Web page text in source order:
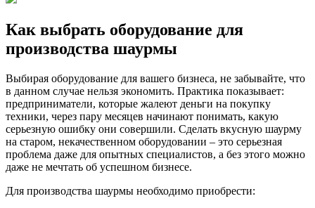
Как выбрать оборудование для
производства шаурмы
Выбирая оборудование для вашего бизнеса, не забывайте, что
в данном случае нельзя экономить. Практика показывает:
предприниматели, которые жалеют деньги на покупку
техники, через пару месяцев начинают понимать, какую
серьезную ошибку они совершили. Сделать вкусную шаурму
на старом, некачественном оборудовании – это серьезная
проблема даже для опытных специалистов, а без этого можно
даже не мечтать об успешном бизнесе.
Для производства шаурмы необходимо приобрести: